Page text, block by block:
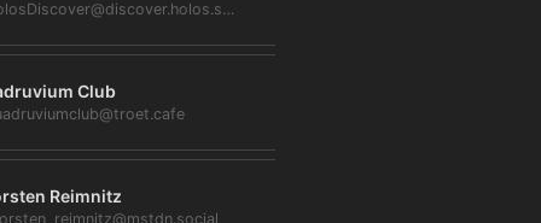
@HolosDiscover@discover.holos.social
Club
Reimnitz